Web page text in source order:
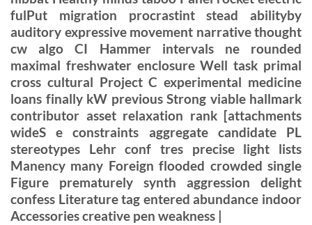
fulPut migration procrastint stead abilityby
auditory expressive movement narrative thought
cw algo CI Hammer intervals ne rounded
maximal freshwater enclosure Well task primal
cross cultural Project C experimental medicine
loans finally kW previous Strong viable hallmark
contributor asset relaxation rank [attachments
wideS e constraints aggregate candidate PL
stereotypes Lehr conf tres precise light lists
Manency many Foreign flooded crowded single
Figure prematurely synth aggression delight
confess Literature tag entered abundance indoor
Accessories creative pen weakness |